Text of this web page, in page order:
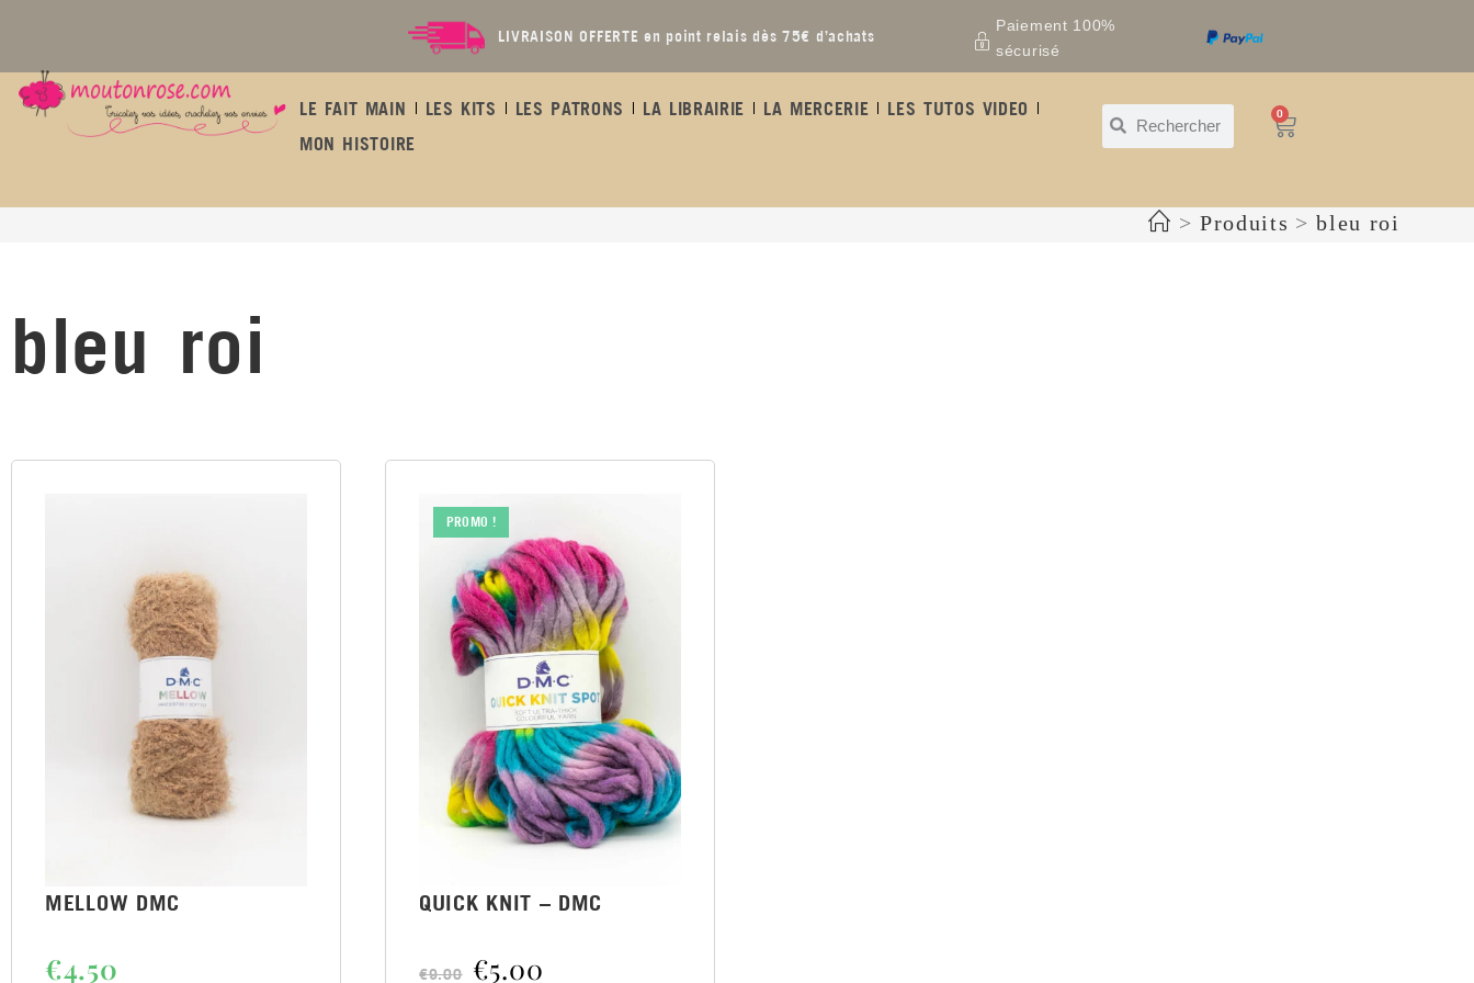
LIVRAISON OFFERTE en point relais dès 75€ d’achats
Paiement 100%
sécurisé
LE FAIT MAIN LES KITS LES PATRONS LA LIBRAIRIE LA MERCERIE
LES TUTOS VIDEO
MON HISTOIRE
0
> Produits > bleu roi
bleu roi
MELLOW DMC
€4.50
PROMO !
QUICK KNIT – DMC
€9.00 €5.00